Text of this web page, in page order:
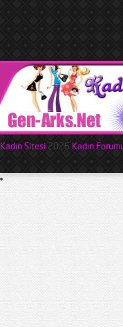
Kadın Sitesi 2026 Kadın